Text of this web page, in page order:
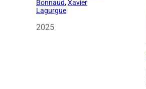
Bonnaud,Xavier
Lagurgue
2025